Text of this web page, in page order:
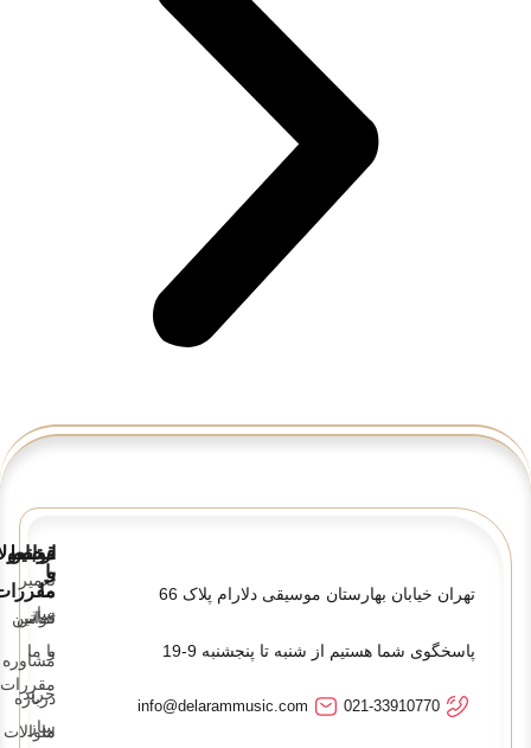
تهران خیابان بهارستان موسیقی دلارام پلاک 66
پاسخگوی شما هستیم از شنبه تا پنجشنبه 9-19
021-33910770
info@delarammusic.com
تعمیر
ساز
مشاوره
خرید
ساز
قوانین
و
قوانین
و
مقررات
سوالات
ارتباط
با
ما
تماس
با ما
درباره
ما